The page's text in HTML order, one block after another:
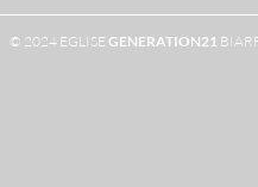
© 2024 EGLISE GENERATION21